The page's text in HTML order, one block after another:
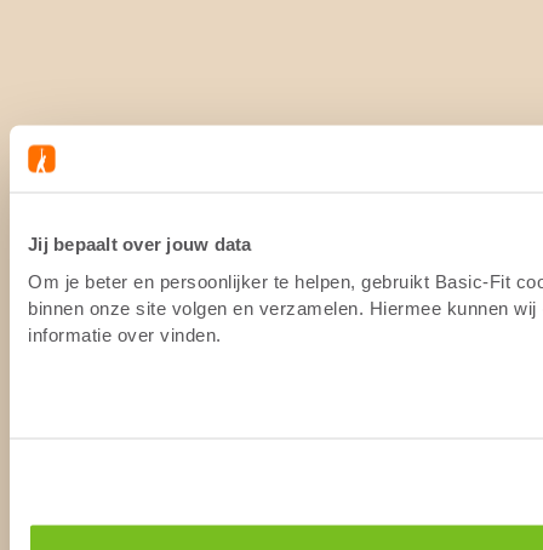
Jij bepaalt over jouw data
Om je beter en persoonlijker te helpen, gebruikt Basic-Fit
binnen onze site volgen en verzamelen. Hiermee kunnen
informatie over vinden.